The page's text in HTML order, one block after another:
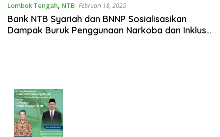
Lombok Tengah, NTB Februari 18, 2025
Bank NTB Syariah dan BNNP Sosialisasikan
Dampak Buruk Penggunaan Narkoba dan Inklusi